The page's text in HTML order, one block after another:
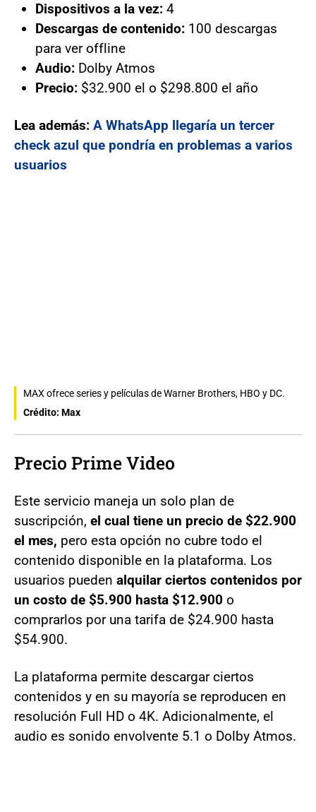
Dispositivos a la vez: 4
Descargas de contenido: 100 descargas
para ver offline
Audio: Dolby Atmos
Precio: $32.900 el o $298.800 el año
Lea además: A WhatsApp llegaría un tercer
check azul que pondría en problemas a varios
usuarios
MAX ofrece series y películas de Warner Brothers, HBO y DC.
Crédito: Max
Precio Prime Video
Este servicio maneja un solo plan de
suscripción, el cual tiene un precio de $22.900
el mes, pero esta opción no cubre todo el
contenido disponible en la plataforma. Los
usuarios pueden alquilar ciertos contenidos por
un costo de $5.900 hasta $12.900 o
comprarlos por una tarifa de $24.900 hasta
$54.900.
La plataforma permite descargar ciertos
contenidos y en su mayoría se reproducen en
resolución Full HD o 4K. Adicionalmente, el
audio es sonido envolvente 5.1 o Dolby Atmos.